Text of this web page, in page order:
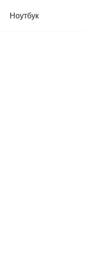
Ноутбук